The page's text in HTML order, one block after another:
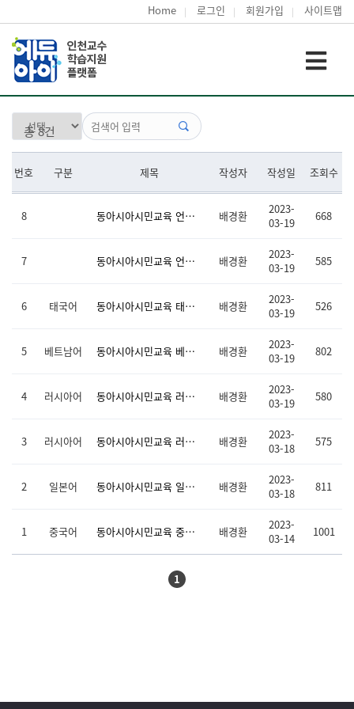
Home 로그인 회원가입 사이트맵
총 8건
번호 구분 제목 작성자 작성일 조회수
8 동아시아시민교육 언어별 중급 교수·학습자료 모음(중/일/러/베/태) 배경환
2023-
03-19
668
7 동아시아시민교육 언어별 문자 및 발음학습(중/일/러/베/태) 배경환
2023-
03-19
585
6 태국어 동아시아시민교육 태국어 중급 수업동영상 및 교수·학습자료 배경환
2023-
03-19
526
5 베트남어 동아시아시민교육 베트남어 중급 수업동영상 및 교수·학습자료 배경환
2023-
03-19
802
4 러시아어 동아시아시민교육 러시아어 중급 수업동영상 및 교수·학습자료(9-16차시) 배경환
2023-
03-19
580
3 러시아어 동아시아시민교육 러시아어 중급 수업동영상 및 교수·학습자료(1-8차시) 배경환
2023-
03-18
575
2 일본어 동아시아시민교육 일본어 중급 수업동영상 및 교수·학습자료 배경환
2023-
03-18
811
1 중국어 동아시아시민교육 중국어 중급 수업동영상 및 교수·학습자료 배경환
2023-
03-14
1001
1